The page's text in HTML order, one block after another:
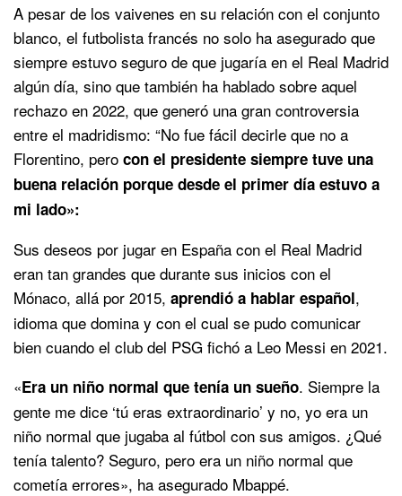
A pesar de los vaivenes en su relación con el conjunto
blanco, el futbolista francés no solo ha asegurado que
siempre estuvo seguro de que jugaría en el Real Madrid
algún día, sino que también ha hablado sobre aquel
rechazo en 2022, que generó una gran controversia
entre el madridismo: “No fue fácil decirle que no a
Florentino, pero con el presidente siempre tuve una
buena relación porque desde el primer día estuvo a
mi lado»:
Sus deseos por jugar en España con el Real Madrid
eran tan grandes que durante sus inicios con el
Mónaco, allá por 2015, aprendió a hablar español,
idioma que domina y con el cual se pudo comunicar
bien cuando el club del PSG fichó a Leo Messi en 2021.
«Era un niño normal que tenía un sueño. Siempre la
gente me dice ‘tú eras extraordinario’ y no, yo era un
niño normal que jugaba al fútbol con sus amigos. ¿Qué
tenía talento? Seguro, pero era un niño normal que
cometía errores», ha asegurado Mbappé.